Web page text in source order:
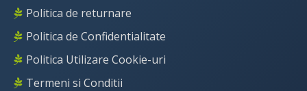
Politica de returnare
Politica de Confidentialitate
Politica Utilizare Cookie-uri
Termeni si Conditii